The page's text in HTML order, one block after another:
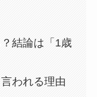
結論は「1歳
われる理由